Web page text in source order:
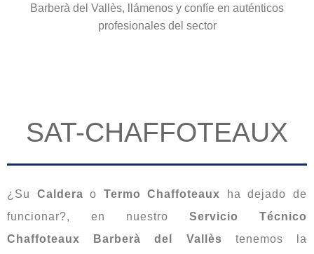
Barberà del Vallès, llámenos y confíe en auténticos
profesionales del sector
SAT-CHAFFOTEAUX
¿Su Caldera o Termo Chaffoteaux ha dejado de
funcionar?, en nuestro Servicio Técnico
Chaffoteaux Barberà del Vallès tenemos la